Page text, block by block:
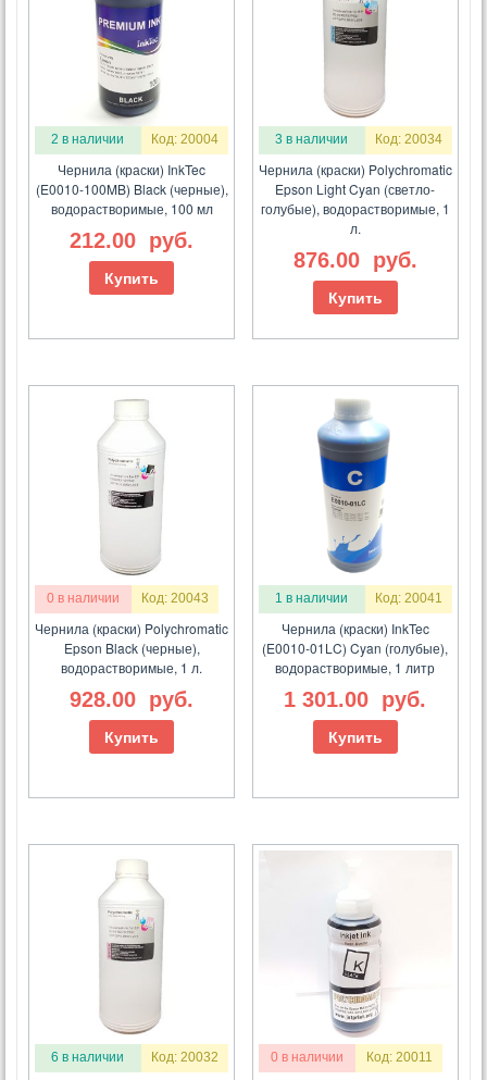
2 в наличии Код: 20004
Чернила (краски) InkTec
(E0010-100MB) Black (черные),
водорастворимые, 100 мл
212.00 руб.
Купить
3 в наличии Код: 20034
Чернила (краски) Polychromatic
Epson Light Cyan (светло-
голубые), водорастворимые, 1
л.
876.00 руб.
Купить
0 в наличии Код: 20043
Чернила (краски) Polychromatic
Epson Black (черные),
водорастворимые, 1 л.
928.00 руб.
Купить
1 в наличии Код: 20041
Чернила (краски) InkTec
(E0010-01LC) Cyan (голубые),
водорастворимые, 1 литр
1 301.00 руб.
Купить
6 в наличии Код: 20032 0 в наличии Код: 20011